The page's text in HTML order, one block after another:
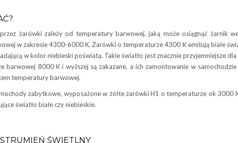
żarówki zależy od temperatury barwowej, jaką może osiągnąć żarnik
w zakresie 4300-6000 K. Żarówki o temperaturze 4300 K emitują białe
w kolor niebieski poświatą. Takie światło jest znacznie przyjemniejsze
barwowej 8000 K i wyższej są zakazane, a ich zamontowanie w
temperatury barwowej.
zabytkowe, wyposażone w żółte żarówki H1 o temperaturze ok
światło białe czy niebieskie.
STRUMIEŃ ŚWIETLNY